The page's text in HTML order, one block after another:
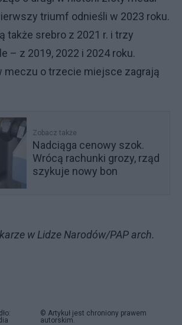
triumf odnieśli w 2023 roku.
także srebro z 2021 r. i trzy
– z 2019, 2022 i 2024 roku.
meczu o trzecie miejsce zagrają
Zobacz także
Nadciąga cenowy szok.
Wrócą rachunki grozy, rząd
szykuje nowy bon
w Lidze Narodów/PAP arch.
© Artykuł jest chroniony prawem
autorskim.